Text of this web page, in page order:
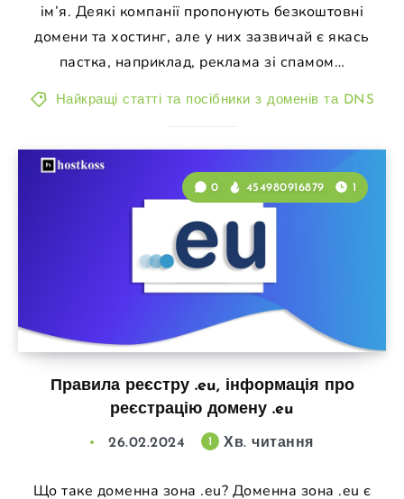
ім’я. Деякі компанії пропонують безкоштовні
домени та хостинг, але у них зазвичай є якась
пастка, наприклад, реклама зі спамом…
Найкращі статті та посібники з доменів та DNS
Правила реєстру .eu, інформація про
реєстрацію домену .eu
0 454980916879 1
26.02.2024 1 Хв. читання
Що таке доменна зона .eu? Доменна зона .eu є